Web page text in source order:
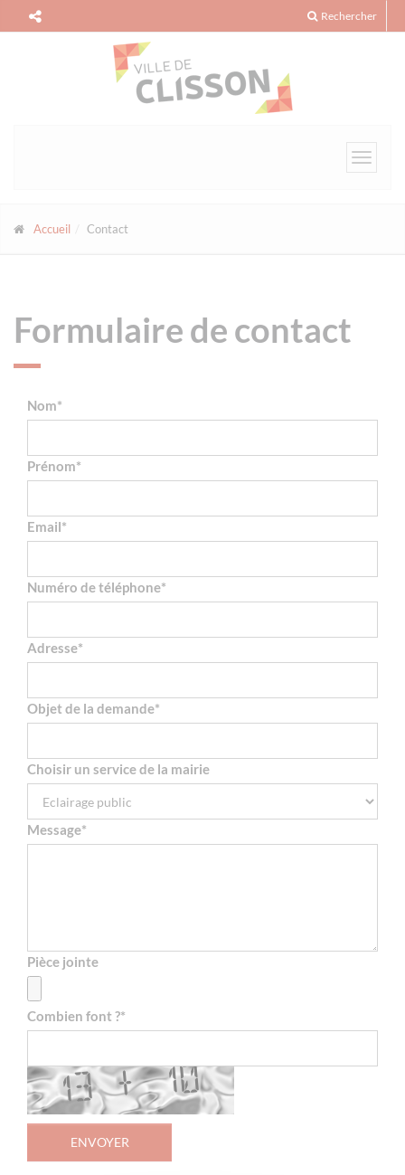
Rechercher
Toggle
Accueil Contact
Formulaire de contact
Nom*
Prénom*
Email*
Numéro de téléphone*
Adresse*
Objet de la demande*
Choisir un service de la mairie
Message*
Pièce jointe
Combien font ?*
Panneau de gestion des cookies